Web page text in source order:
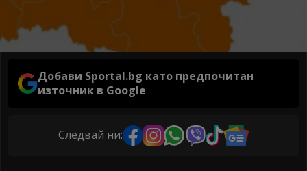
Добави Sportal.bg като предпочитан
източник в Google
Следвай ни: